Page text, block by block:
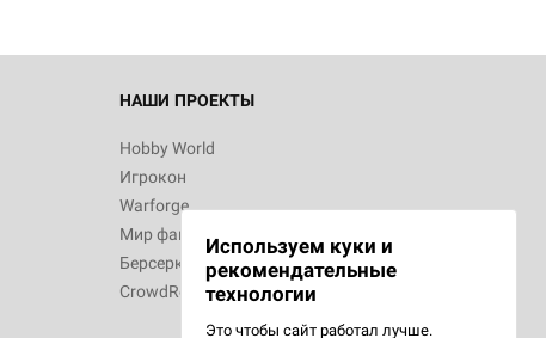
НАШИ ПРОЕКТЫ
Hobby World
Игрокон
Warforge
Мир фантастики
Берсерк
CrowdRepublic
Используем куки и
рекомендательные
технологии
Это чтобы сайт работал лучше.